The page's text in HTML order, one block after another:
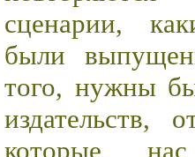
сценарии,
были
того, нужны
издательств,
которые